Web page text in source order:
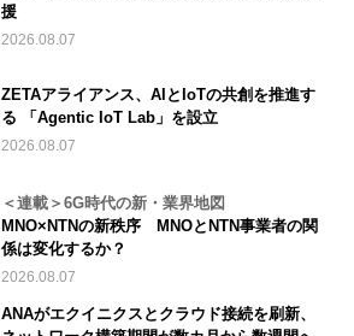
援
2026.08.07
ZETAアライアンス、AIとIoTの共創を推進す
る 「Agentic IoT Lab」を設立
2026.08.07
＜連載＞6G時代の新・業界地図
MNO×NTNの新秩序 MNOとNTN事業者の関
係は変化するか？
2026.08.07
ANAがエクイニクスとクラウド接続を刷新、